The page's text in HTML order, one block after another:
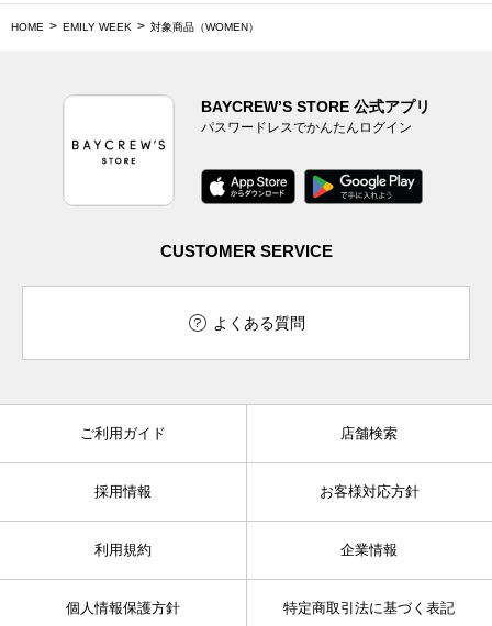
HOME EMILY WEEK 対象商品（WOMEN）
BAYCREW’S STORE 公式アプリ
パスワードレスでかんたんログイン
CUSTOMER SERVICE
よくある質問
ご利用ガイド 店舗検索
採用情報 お客様対応方針
利用規約 企業情報
個人情報保護方針 特定商取引法に基づく表記